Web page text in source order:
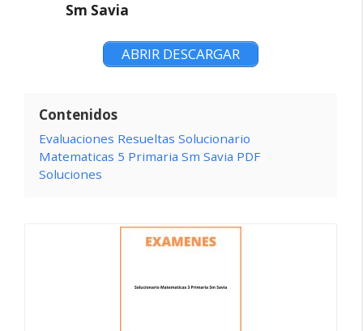
Sm Savia
ABRIR DESCARGAR
Contenidos
Evaluaciones Resueltas Solucionario
Matematicas 5 Primaria Sm Savia PDF
Soluciones